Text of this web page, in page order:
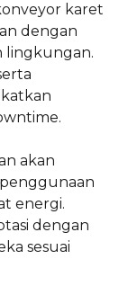
karet
dengan
lingkungan.
akan
energi.
dengan
sesuai